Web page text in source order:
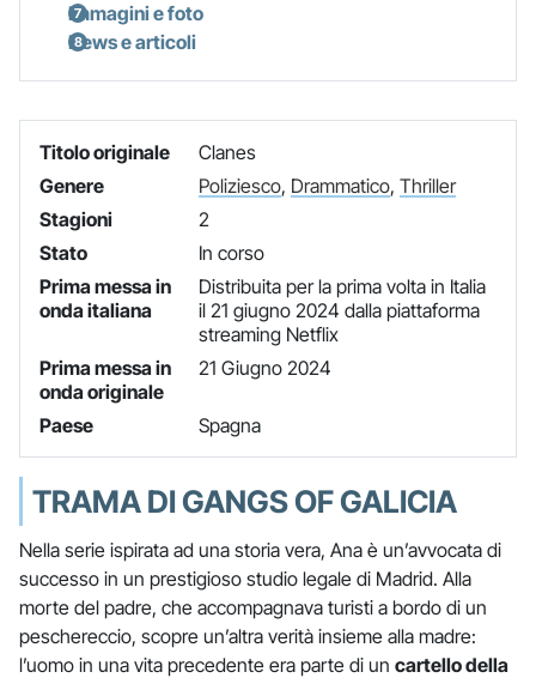
Immagini e foto
News e articoli
Titolo originale
Clanes
Genere
Poliziesco, Drammatico, Thriller
Stagioni
2
Stato
In corso
Prima messa in
onda italiana
Distribuita per la prima volta in Italia
il 21 giugno 2024 dalla piattaforma
streaming Netflix
Prima messa in
onda originale
21 Giugno 2024
Paese Spagna
TRAMA DI GANGS OF GALICIA
Nella serie ispirata ad una storia vera, Ana è un’avvocata di
successo in un prestigioso studio legale di Madrid. Alla
morte del padre, che accompagnava turisti a bordo di un
peschereccio, scopre un’altra verità insieme alla madre:
l’uomo in una vita precedente era parte di un cartello della